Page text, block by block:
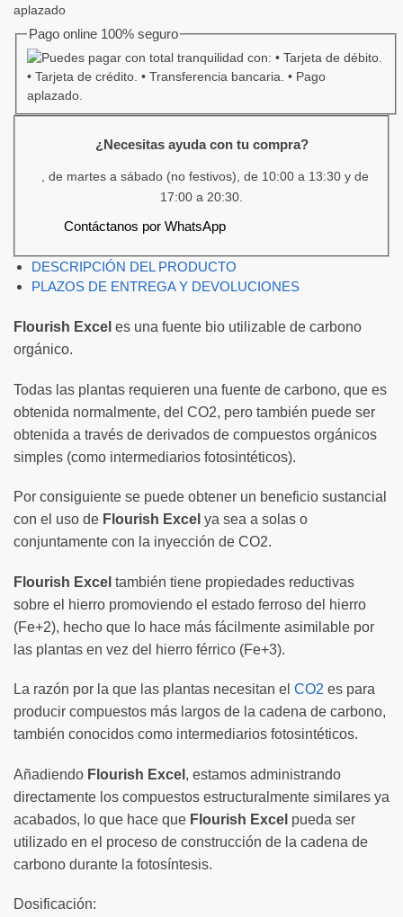
aplazado
Pago online 100% seguro
¿Necesitas ayuda con tu compra?
, de martes a sábado (no festivos), de 10:00 a 13:30 y de
17:00 a 20:30.
Contáctanos por WhatsApp
DESCRIPCIÓN DEL PRODUCTO
PLAZOS DE ENTREGA Y DEVOLUCIONES
Flourish Excel es una fuente bio utilizable de carbono
orgánico.
Todas las plantas requieren una fuente de carbono, que es
obtenida normalmente, del CO2, pero también puede ser
obtenida a través de derivados de compuestos orgánicos
simples (como intermediarios fotosintéticos).
Por consiguiente se puede obtener un beneficio sustancial
con el uso de Flourish Excel ya sea a solas o
conjuntamente con la inyección de CO2.
Flourish Excel también tiene propiedades reductivas
sobre el hierro promoviendo el estado ferroso del hierro
(Fe+2), hecho que lo hace más fácilmente asimilable por
las plantas en vez del hierro férrico (Fe+3).
La razón por la que las plantas necesitan el CO2 es para
producir compuestos más largos de la cadena de carbono,
también conocidos como intermediarios fotosintéticos.
Añadiendo Flourish Excel , estamos administrando
directamente los compuestos estructuralmente similares ya
acabados, lo que hace que Flourish Excel pueda ser
utilizado en el proceso de construcción de la cadena de
carbono durante la fotosíntesis.
Dosificación: